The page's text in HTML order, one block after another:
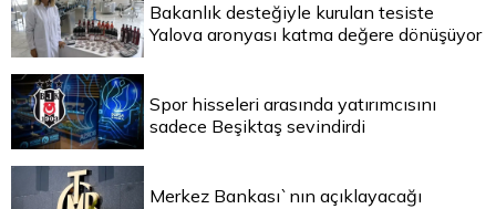
Bakanlık desteğiyle kurulan tesiste
Yalova aronyası katma değere dönüşüyor
Spor hisseleri arasında yatırımcısını
sadece Beşiktaş sevindirdi
Merkez Bankası`nın açıklayacağı